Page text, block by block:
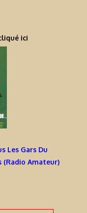
ici
Les Gars Du
(Radio Amateur)